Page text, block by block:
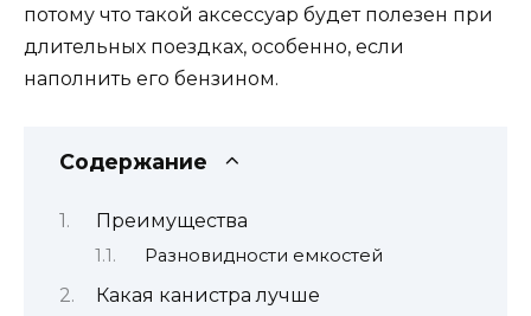
потому что такой аксессуар будет полезен при
длительных поездках, особенно, если
наполнить его бензином.
Содержание
Преимущества
Разновидности емкостей
Какая канистра лучше